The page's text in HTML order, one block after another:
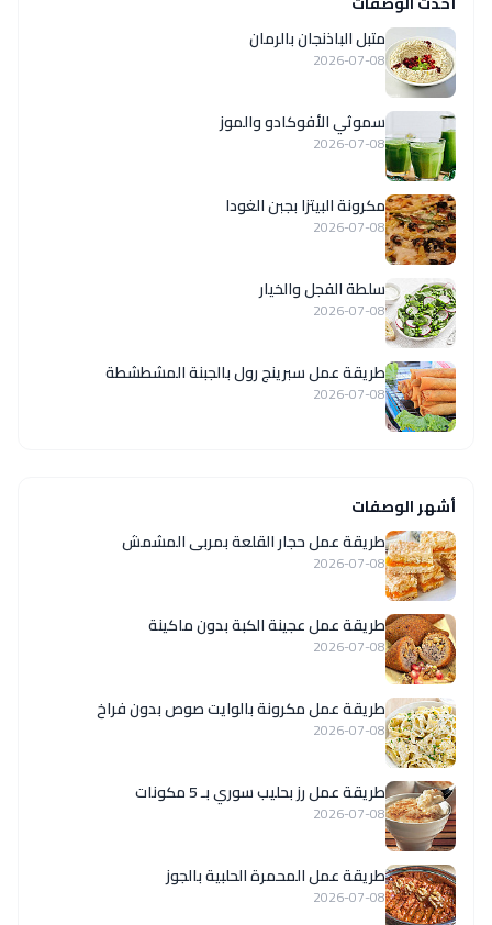
متبل الباذنجان بالرمان
2026-07-08
سموثي الأفوكادو والموز
2026-07-08
مكرونة البيتزا بجبن الغودا
2026-07-08
سلطة الفجل والخيار
2026-07-08
طريقة عمل سبرينج رول بالجبنة المشطشطة
2026-07-08
أشهر الوصفات
طريقة عمل حجار القلعة بمربى المشمش
2026-07-08
طريقة عمل عجينة الكبة بدون ماكينة
2026-07-08
طريقة عمل مكرونة بالوايت صوص بدون فراخ
2026-07-08
طريقة عمل رز بحليب سوري بـ 5 مكونات
2026-07-08
طريقة عمل المحمرة الحلبية بالجوز
2026-07-08